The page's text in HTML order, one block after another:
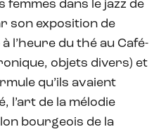
femmes dans le jazz de
son exposition de
l’heure du thé au Café-
objets divers) et
qu’ils avaient
l’art de la mélodie
bourgeois de la